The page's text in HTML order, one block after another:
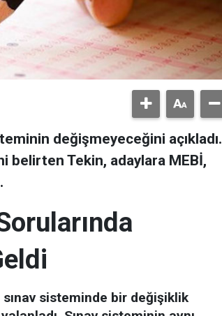
değişmeyeceğini açıkladı.
belirten Tekin, adaylara MEBİ,
sisteminde bir değişiklik